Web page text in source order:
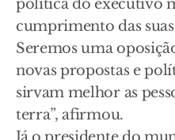
política do executivo
cumprimento das
Seremos uma
novas propostas e
sirvam melhor as
terra”, afirmou.